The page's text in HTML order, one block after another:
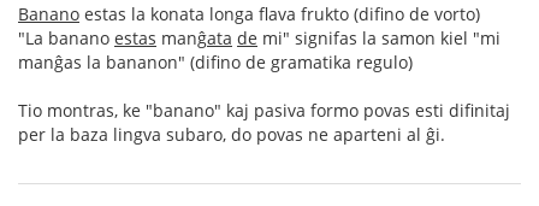
Banano estas la konata longa flava frukto (difino de vorto)
"La banano estas manĝata de mi" signifas la samon kiel "mi
manĝas la bananon" (difino de gramatika regulo)
Tio montras, ke "banano" kaj pasiva formo povas esti difinitaj
per la baza lingva subaro, do povas ne aparteni al ĝi.